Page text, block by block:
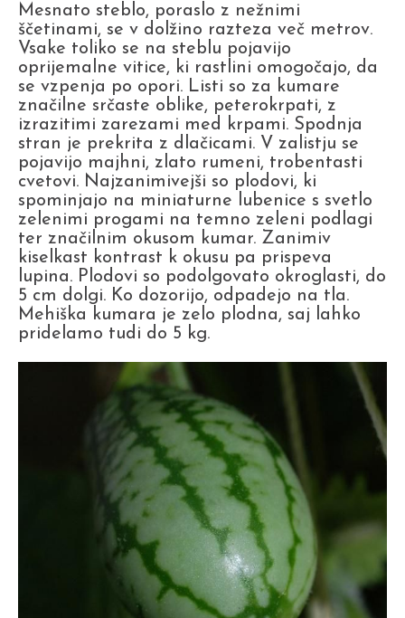
Mesnato steblo, poraslo z nežnimi
ščetinami, se v dolžino razteza več metrov.
Vsake toliko se na steblu pojavijo
oprijemalne vitice, ki rastlini omogočajo, da
se vzpenja po opori. Listi so za kumare
značilne srčaste oblike, peterokrpati, z
izrazitimi zarezami med krpami. Spodnja
stran je prekrita z dlačicami. V zalistju se
pojavijo majhni, zlato rumeni, trobentasti
cvetovi. Najzanimivejši so plodovi, ki
spominjajo na miniaturne lubenice s svetlo
zelenimi progami na temno zeleni podlagi
ter značilnim okusom kumar. Zanimiv
kiselkast kontrast k okusu pa prispeva
lupina. Plodovi so podolgovato okroglasti, do
5 cm dolgi. Ko dozorijo, odpadejo na tla.
Mehiška kumara je zelo plodna, saj lahko
pridelamo tudi do 5 kg.